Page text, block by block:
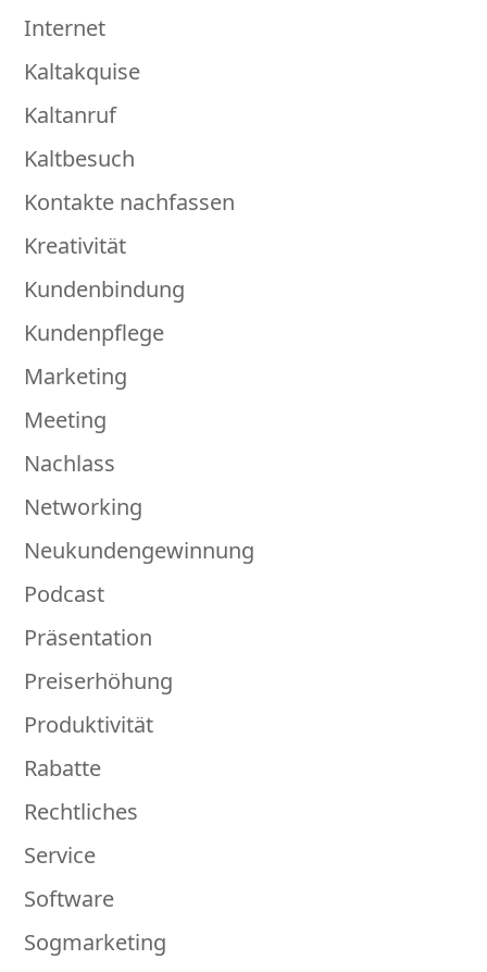
Internet
Kaltakquise
Kaltanruf
Kaltbesuch
Kontakte nachfassen
Kreativität
Kundenbindung
Kundenpflege
Marketing
Meeting
Nachlass
Networking
Neukundengewinnung
Podcast
Präsentation
Preiserhöhung
Produktivität
Rabatte
Rechtliches
Service
Software
Sogmarketing